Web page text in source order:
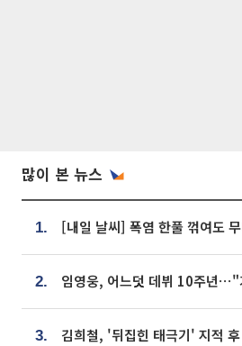
많이 본 뉴스
1.
2.
3.